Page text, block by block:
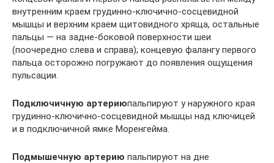
внутренним краем грудинно-ключично-сосцевидной
мышцы и верхним краем щитовидного хряща, остальные
пальцы — на задне-боковой поверхности шеи
(поочередно слева и справа); концевую фалангу первого
пальца осторожно погружают до появления ощущения
пульсации.
Подключичную артериюпальпируют у наружного края
грудинно-ключично-сосцевидной мышцы над ключицей
и в подключичной ямке Моренгейма.
Подмышечную артерию пальпируют на дне